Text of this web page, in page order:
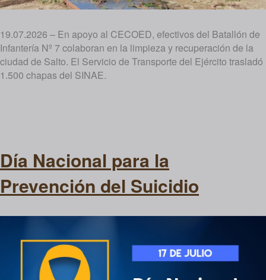
19.07.2026 – En apoyo al CECOED, efectivos del Batallón de
Infantería Nº 7 colaboran en la limpieza y recuperación de la
ciudad de Salto. El Servicio de Transporte del Ejército trasladó
1.500 chapas del SINAE.
Día Nacional para la
Prevención del Suicidio